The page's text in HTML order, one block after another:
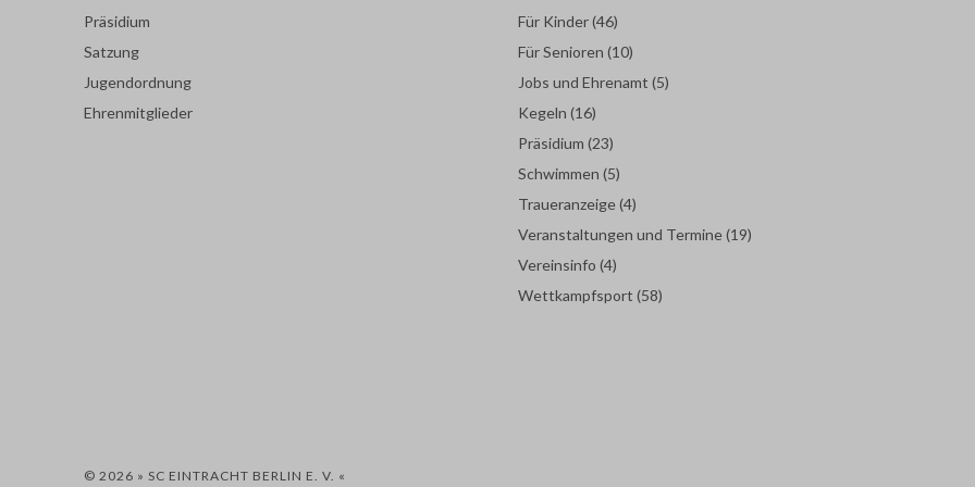
Präsidium
Satzung
Jugendordnung
Ehrenmitglieder
Für Kinder(46)
Für Senioren (10)
Jobs und Ehrenamt (5)
Kegeln (16)
Präsidium (23)
Schwimmen (5)
Traueranzeige(4)
Veranstaltungen und Termine(19)
Vereinsinfo (4)
Wettkampfsport (58)
© 2026 » SC EINTRACHT BERLIN E. V. «